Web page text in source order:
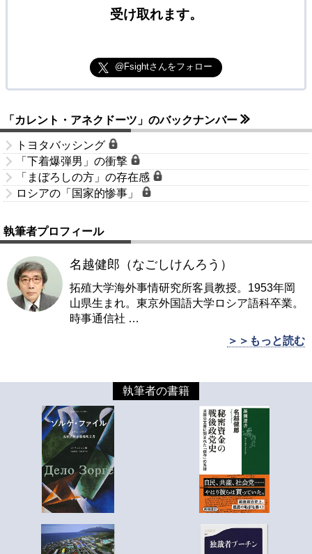
受け取れます。
@Fsightさんをフォロー
「カレント・アネクドーツ」のバックナンバー
トヨタバッシング
「下着爆弾男」の衝撃
「まぼろしの方」の存在感
ロシアの「国家的惨事」
執筆者プロフィール
名越健郎（なごしけんろう）
拓殖大学海外事情研究所客員教授。1953年岡
山県生まれ。東京外国語大学ロシア語科卒業。
時事通信社 …
＞＞もっと読む
執筆者の書籍